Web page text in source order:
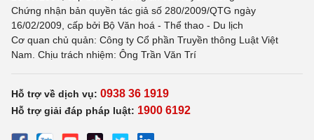
Chứng nhận bản quyền tác giả số 280/2009/QTG ngày
16/02/2009, cấp bởi Bộ Văn hoá - Thể thao - Du lịch
Cơ quan chủ quản: Công ty Cổ phần Truyền thông Luật Việt
Nam. Chịu trách nhiệm: Ông Trần Văn Trí
Hỗ trợ về dịch vụ: 0938 36 1919
Hỗ trợ giải đáp pháp luật: 1900 6192